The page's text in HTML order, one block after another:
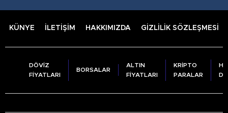
KÜNYE İLETİŞİM HAKKIMIZDA GİZLİLİK SÖZLEŞMESİ
DÖVİZ
FİYATLARI
BORSALAR
ALTIN
FİYATLARI
KRİPTO
PARALAR